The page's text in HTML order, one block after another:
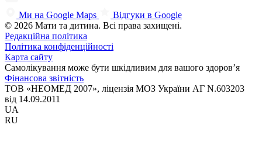
Ми на Google Maps
Відгуки в Google
© 2026 Мати та дитина. Всі права захищені.
Редакційна політика
Політика конфіденційності
Карта сайту
Самолікування може бути шкідливим для вашого здоров’я
Фінансова звітність
ТОВ «НЕОМЕД 2007», ліцензія МОЗ України АГ N.603203
від 14.09.2011
UA
RU